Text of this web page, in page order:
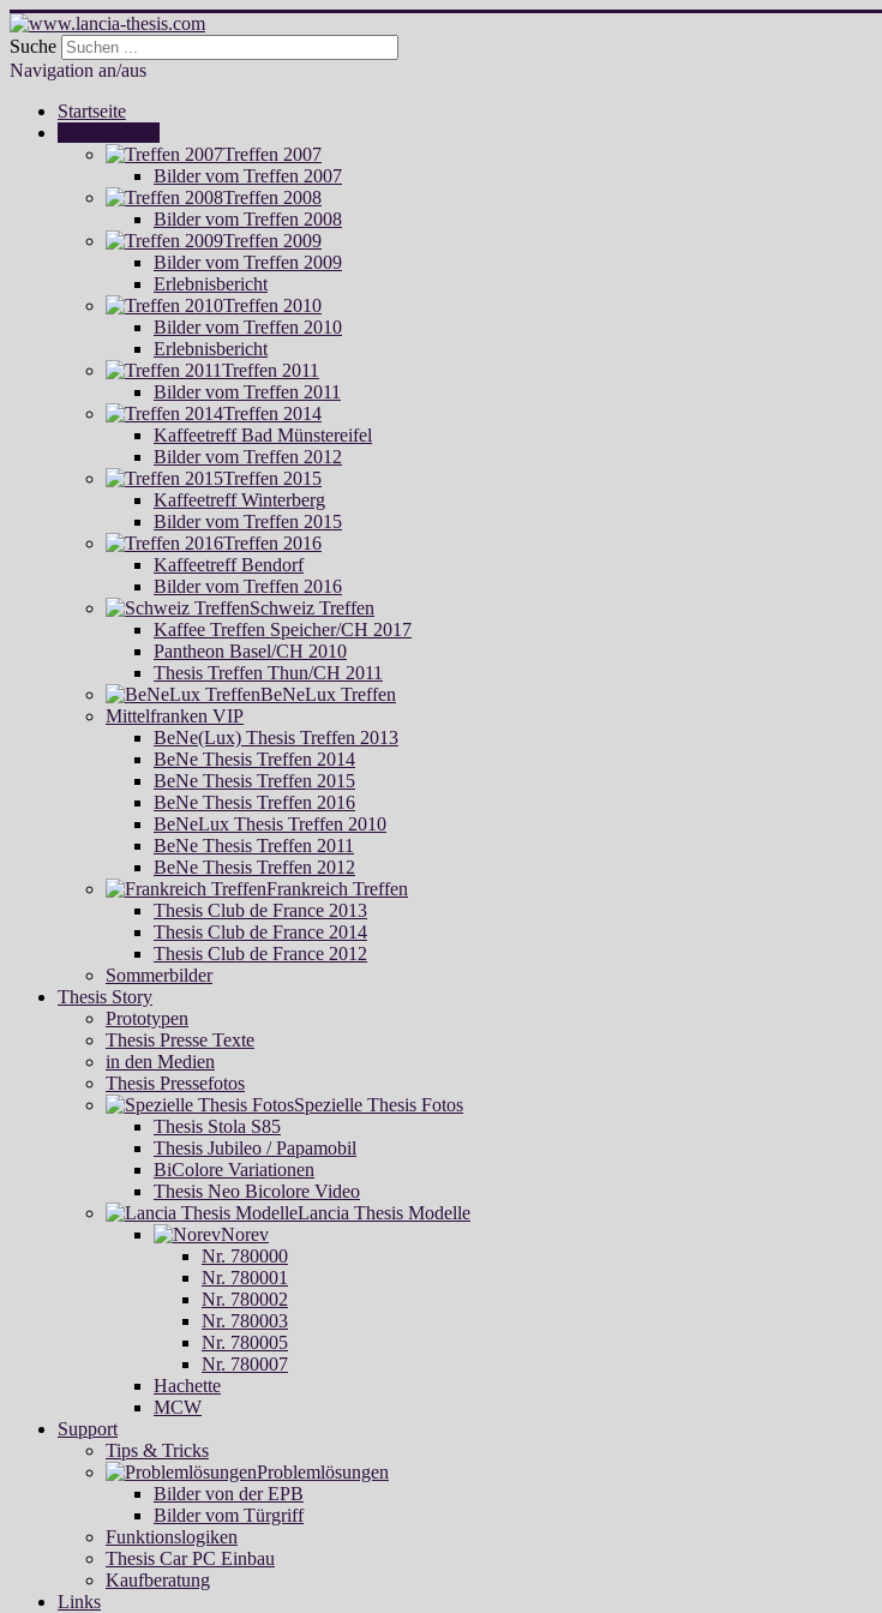
Suche
Navigation an/aus
Startseite
Treffen 2007
Bilder vom Treffen 2007
Treffen 2008
Bilder vom Treffen 2008
Treffen 2009
Bilder vom Treffen 2009
Erlebnisbericht
Treffen 2010
Bilder vom Treffen 2010
Erlebnisbericht
Treffen 2011
Bilder vom Treffen 2011
Treffen 2014
Kaffeetreff Bad Münstereifel
Bilder vom Treffen 2012
Treffen 2015
Kaffeetreff Winterberg
Bilder vom Treffen 2015
Treffen 2016
Kaffeetreff Bendorf
Bilder vom Treffen 2016
Schweiz Treffen
Kaffee Treffen Speicher/CH 2017
Pantheon Basel/CH 2010
Thesis Treffen Thun/CH 2011
BeNeLux Treffen
Mittelfranken VIP
BeNe(Lux) Thesis Treffen 2013
BeNe Thesis Treffen 2014
BeNe Thesis Treffen 2015
BeNe Thesis Treffen 2016
BeNeLux Thesis Treffen 2010
BeNe Thesis Treffen 2011
BeNe Thesis Treffen 2012
Frankreich Treffen
Thesis Club de France 2013
Thesis Club de France 2014
Thesis Club de France 2012
Sommerbilder
Thesis Story
Prototypen
Thesis Presse Texte
in den Medien
Thesis Pressefotos
Spezielle Thesis Fotos
Thesis Stola S85
Thesis Jubileo / Papamobil
BiColore Variationen
Thesis Neo Bicolore Video
Lancia Thesis Modelle
Norev
Nr. 780000
Nr. 780001
Nr. 780002
Nr. 780003
Nr. 780005
Nr. 780007
Hachette
MCW
Support
Tips & Tricks
Problemlösungen
Bilder von der EPB
Bilder vom Türgriff
Funktionslogiken
Thesis Car PC Einbau
Kaufberatung
Links